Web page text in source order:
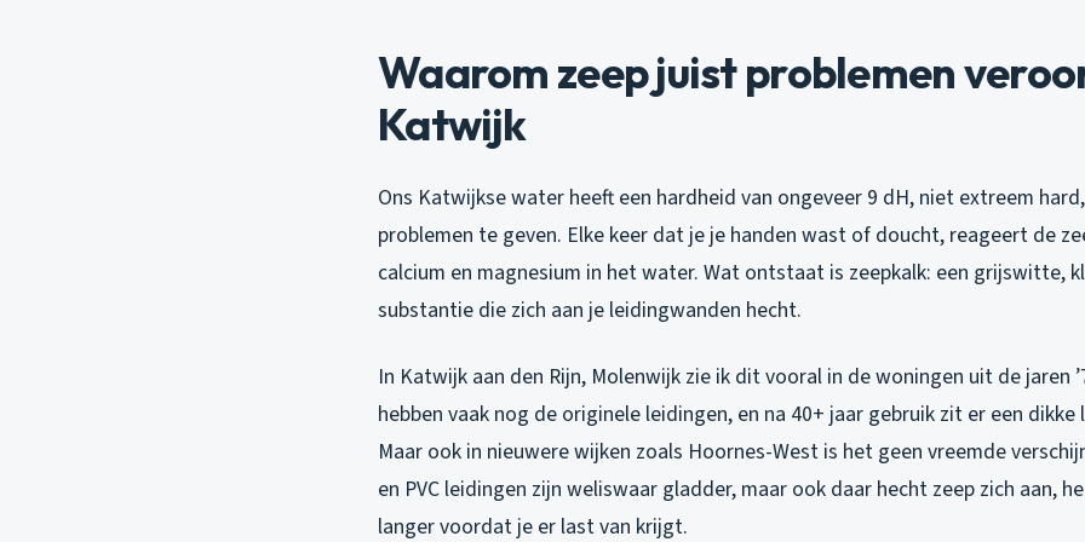
Waarom zeep juist problemen
Katwijk
Ons Katwijkse water heeft een hardheid van ongeveer 9 dH, niet extreem
problemen te geven. Elke keer dat je je handen wast of doucht, reageert de
calcium en magnesium in het water. Wat ontstaat is zeepkalk: een grijswitte,
substantie die zich aan je leidingwanden hecht.
In Katwijk aan den Rijn, Molenwijk zie ik dit vooral in de woningen uit de jaren
hebben vaak nog de originele leidingen, en na 40+ jaar gebruik zit er een dikke
Maar ook in nieuwere wijken zoals Hoornes-West is het geen vreemde
en PVC leidingen zijn weliswaar gladder, maar ook daar hecht zeep zich aan,
langer voordat je er last van krijgt.